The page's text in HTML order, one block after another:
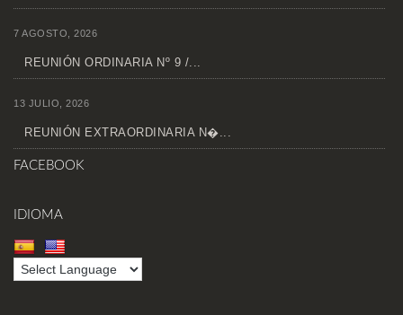
7 AGOSTO, 2026
REUNIÓN ORDINARIA Nº 9 /...
13 JULIO, 2026
REUNIÓN EXTRAORDINARIA N�...
FACEBOOK
IDIOMA